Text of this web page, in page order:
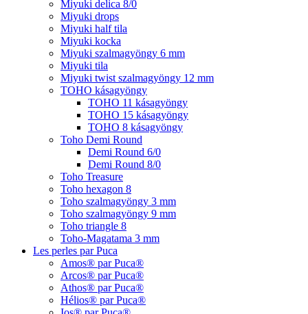
Miyuki delica 8/0
Miyuki drops
Miyuki half tila
Miyuki kocka
Miyuki szalmagyöngy 6 mm
Miyuki tila
Miyuki twist szalmagyöngy 12 mm
TOHO kásagyöngy
TOHO 11 kásagyöngy
TOHO 15 kásagyöngy
TOHO 8 kásagyöngy
Toho Demi Round
Demi Round 6/0
Demi Round 8/0
Toho Treasure
Toho hexagon 8
Toho szalmagyöngy 3 mm
Toho szalmagyöngy 9 mm
Toho triangle 8
Toho-Magatama 3 mm
Les perles par Puca
Amos® par Puca®
Arcos® par Puca®
Athos® par Puca®
Hélios® par Puca®